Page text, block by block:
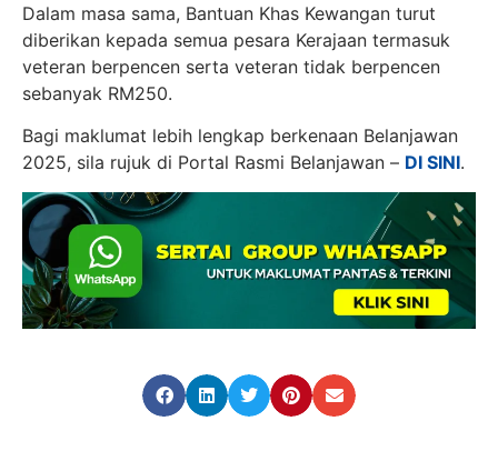
Dalam masa sama, Bantuan Khas Kewangan turut
diberikan kepada semua pesara Kerajaan termasuk
veteran berpencen serta veteran tidak berpencen
sebanyak RM250.
Bagi maklumat lebih lengkap berkenaan Belanjawan
2025, sila rujuk di Portal Rasmi Belanjawan – DI SINI.